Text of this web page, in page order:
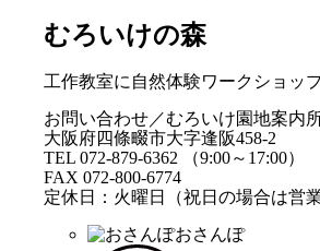
むろいけの森
工作教室に自然体験ワークショッ
お問い合わせ／むろいけ園地案内
大阪府四條畷市大字逢阪458-2
TEL 072-879-6362 （9:00～17:00）
FAX 072-800-6774
定休日：火曜日（祝日の場合は営
おさんぽ